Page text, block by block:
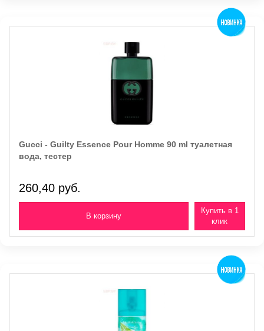
Gucci - Guilty Essence Pour Homme 90 ml туалетная
вода, тестер
260,40 руб.
Купить в 1
клик